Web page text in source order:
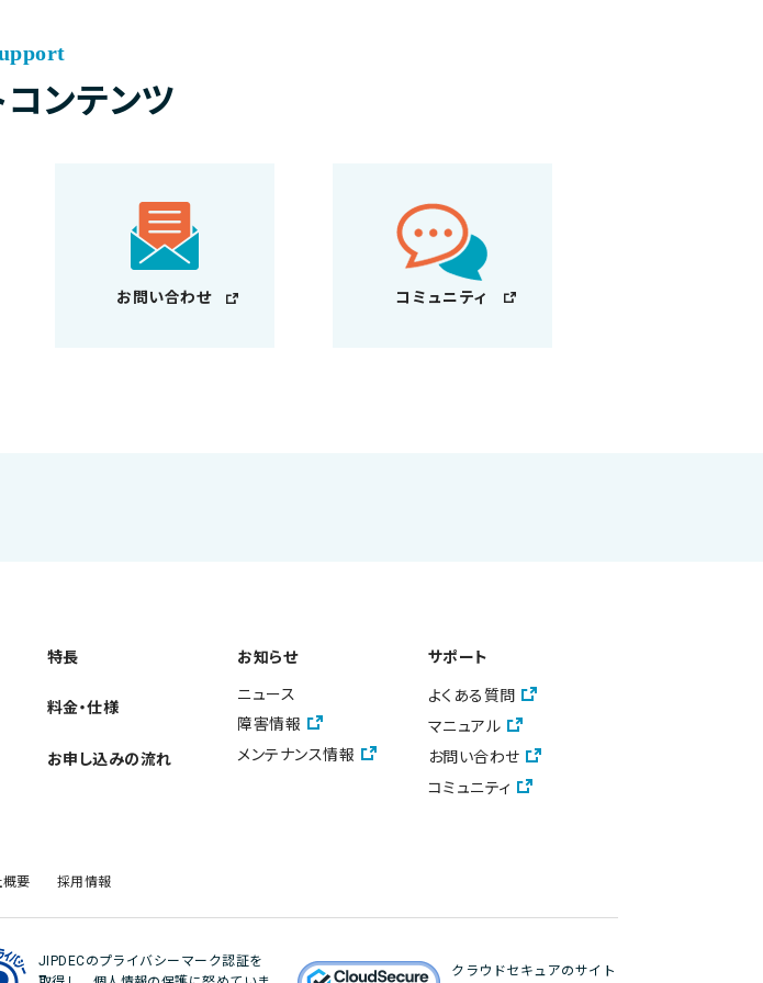
ンテンツ
お問い合わせ コミュニティ
特長
料金・仕様
お申し込みの流れ
お知らせ
ニュース
障害情報
メンテナンス情報
サポート
よくある質問
マニュアル
お問い合わせ
コミュニティ
概要 採用情報
JIPDECのプライバシーマーク認証を
クラウドセキュアのサイト